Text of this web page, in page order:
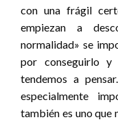
con una frágil
empiezan a
normalidad» se
por conseguirlo
tendemos a
especialmente
también es uno que